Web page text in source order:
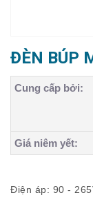
ĐÈN BÚP
Cung cấp bởi:
Giá niêm yết:
Điện áp: 90 -